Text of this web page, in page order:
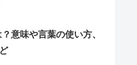
？意味や言葉の使い方、